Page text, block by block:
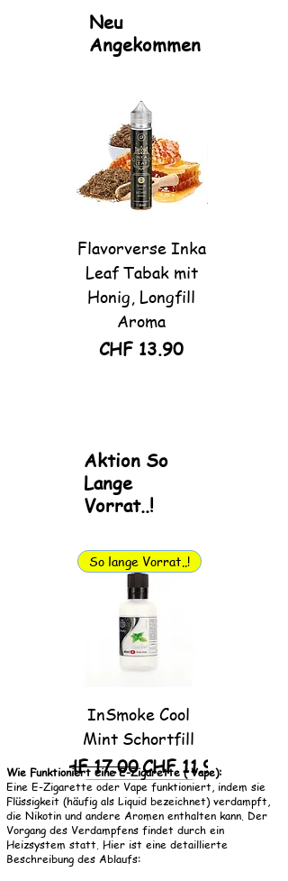
Neu
Angekommen
Flavorverse Inka
Leaf Tabak mit
Honig, Longfill
Aroma
Price
CHF 13.90
Aktion So
Lange
Vorrat..!
So lange Vorrat..!
InSmoke Cool
Mint Schortfill
Regular Price
CHF 17.00Sale Price
CHF 11.90
So lange Vorrat..!
So lange Vorrat..!
So lange Vorrat..!
So lange Vorrat..!
So lange Vorrat..!
So lange Vorrat..!
So lange Vorrat..!
So lange Vorrat..!
Wie Funktioniert eine E-Zigarette ( Vape):
Eine E-Zigarette oder Vape funktioniert, indem sie
Flüssigkeit (häufig als Liquid bezeichnet) verdampft,
die Nikotin und andere Aromen enthalten kann. Der
Vorgang des Verdampfens findet durch ein
Heizsystem statt. Hier ist eine detaillierte
Beschreibung des Ablaufs: